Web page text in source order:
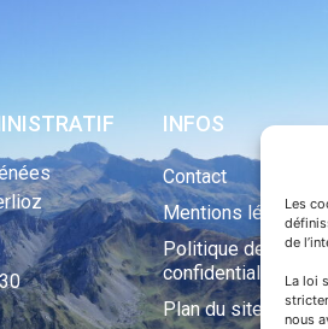
Les
de
La loi
nous
INFOS
Contact
Mentions légales
Politique de
confidentialité
Plan du site